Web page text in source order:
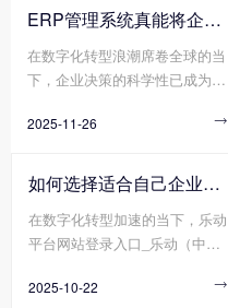
ERP管理系统真能将企业数据转化为可执行决策吗?
在数字化转型浪潮席卷全球的当
下，企业决策的科学性已成为决
统决策模式依赖经验判断与局部
化工具将分散数据转化为可执行
的决策方案。其中，ERP管理系
统作为企业资源整合的核心平
台，正通过其强大的数据整合、
这一难题的关键工具。
2025-11-26 
如何选择适合自己企业的乐动平台网站登录入口_乐动（中国） ?
在数字化转型加速的当下，乐动
平台网站登录入口_乐动（中
率、构建竞争力的核心工具。然
2025-10-22 